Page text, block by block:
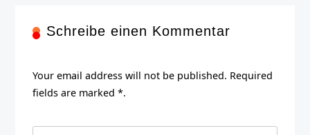
Schreibe einen Kommentar
Your email address will not be published. Required
fields are marked *.